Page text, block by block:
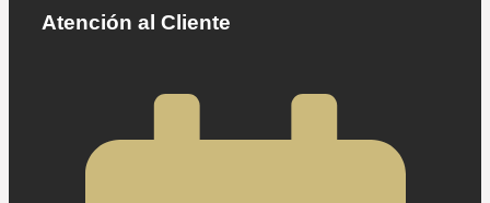
Atención al Cliente